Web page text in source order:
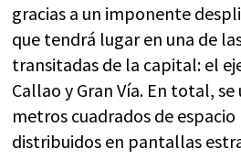
gracias a un imponente
que tendrá lugar en una de
transitadas de la capital: el
Callao y Gran Vía. En total,
metros cuadrados de
distribuidos en pantallas